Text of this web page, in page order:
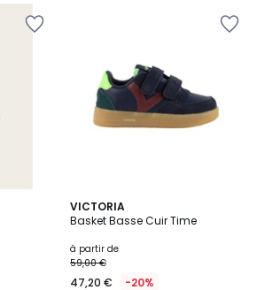
VICTORIA
Basket Basse Cuir Time
à partir de
59,00 €
47,20 € -20%
2
Couleurs